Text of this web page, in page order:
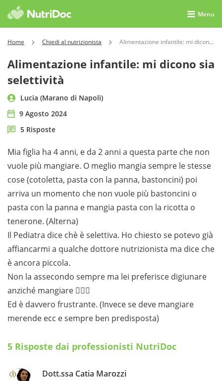
Menu
Home Chiedi al nutrizionista Alimentazione infantile: mi dicono sia selettività
Alimentazione infantile: mi dicono sia
selettività
Lucia (Marano di Napoli)
9 Agosto 2024
5 Risposte
Mia figlia ha 4 anni, e da 2 anni a questa parte che non
vuole più mangiare. O meglio mangia sempre le stesse
cose (cotoletta, pasta con la panna, bastoncini) poi
arriva un momento che non vuole più bastoncini o
pasta con la panna e mangia pasta con la ricotta o
tenerone. (Alterna)
Il Pediatra dice chè è selettiva. Ho chiesto se potevo già
affiancarmi a qualche dottore nutrizionista ma dice che
è ancora piccola.
Non la assecondo sempre ma lei preferisce digiunare
anziché mangiare 🤦🏻‍♀️
Ed è davvero frustrante. (Invece se deve mangiare
merende ecc e sempre ben predisposta)
5 Risposte dai professionisti NutriDoc
Dott.ssa Catia Marozzi